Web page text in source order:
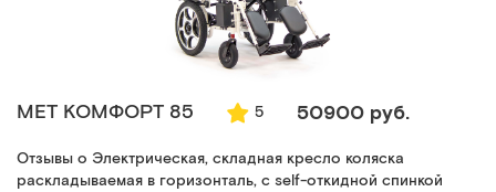
MET КОМФОРТ 85 5 50900 руб.
Отзывы о Электрическая, складная кресло коляска
раскладываемая в горизонталь, с self-откидной спинкой